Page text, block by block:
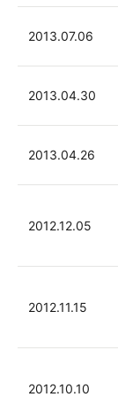
2013.07.06
2013.04.30
2013.04.26
2012.12.05
2012.11.15
2012.10.10